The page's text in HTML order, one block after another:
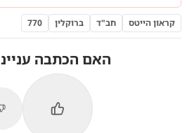
קראון הייטס חב"ד ברוקלין 770
האם הכתבה